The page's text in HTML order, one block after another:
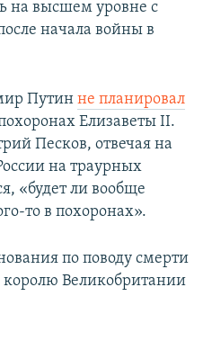
на высшем уровне с
начала войны в
Путин не планировал
Елизаветы II.
Песков, отвечая на
на траурных
«будет ли вообще
то в похоронах».
по поводу смерти
королю Великобритании